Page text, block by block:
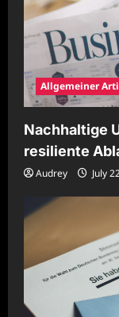
Allgemeiner
Nachhaltige
resiliente
Audrey July